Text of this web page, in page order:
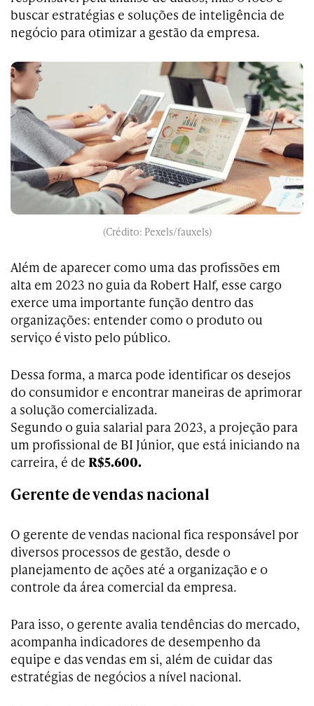
buscar estratégias e soluções de inteligência de
negócio para otimizar a gestão da empresa.
(Crédito: Pexels/fauxels)
Além de aparecer como uma das profissões em
alta em 2023 no guia da Robert Half, esse cargo
exerce uma importante função dentro das
organizações: entender como o produto ou
serviço é visto pelo público.
Dessa forma, a marca pode identificar os desejos
do consumidor e encontrar maneiras de aprimorar
a solução comercializada.
Segundo o guia salarial para 2023, a projeção para
um profissional de BI Júnior, que está iniciando na
carreira, é de R$5.600.
Gerente de vendas nacional
O gerente de vendas nacional fica responsável por
diversos processos de gestão, desde o
planejamento de ações até a organização e o
controle da área comercial da empresa.
Para isso, o gerente avalia tendências do mercado,
acompanha indicadores de desempenho da
equipe e das vendas em si, além de cuidar das
estratégias de negócios a nível nacional.